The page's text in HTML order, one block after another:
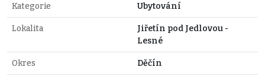
Kategorie Ubytování
Lokalita
Jiřetín pod Jedlovou -
Lesné
Okres Děčín